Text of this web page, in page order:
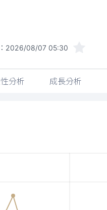
2026/08/07 05:30
分析 成長分析